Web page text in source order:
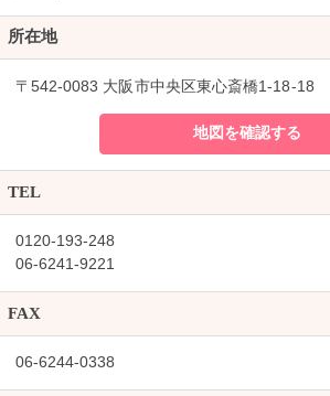
所在地
〒542-0083 大阪市中央区東心斎橋1-18-18
地図を確認する
TEL
0120-193-248
06-6241-9221
FAX
06-6244-0338